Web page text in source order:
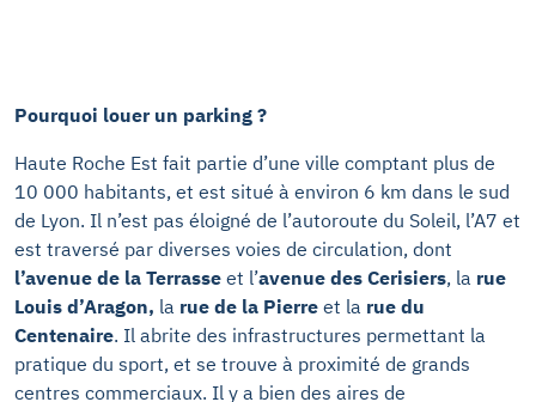
Pourquoi louer un parking ?
Haute Roche Est fait partie d’une ville comptant plus de
10 000 habitants, et est situé à environ 6 km dans le sud
de Lyon. Il n’est pas éloigné de l’autoroute du Soleil, l’A7 et
est traversé par diverses voies de circulation, dont
l’avenue de la Terrasse et l’avenue des Cerisiers, la rue
Louis d’Aragon, la rue de la Pierre et la rue du
Centenaire. Il abrite des infrastructures permettant la
pratique du sport, et se trouve à proximité de grands
centres commerciaux. Il y a bien des aires de